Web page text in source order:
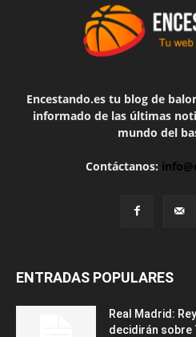
Encestando.es tu blog de
informado de las últimas
mundo del
Contáctanos:
ENTRADAS POPULARES
Real Madrid:
decidirán sobre